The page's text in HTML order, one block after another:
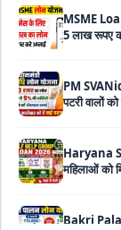
PM
Haryana
Bakri